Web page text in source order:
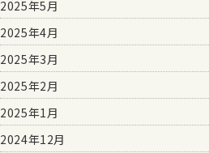
2025年5月
2025年4月
2025年3月
2025年2月
2025年1月
2024年12月